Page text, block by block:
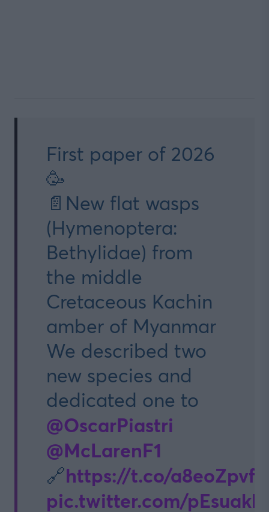
First paper of 2026
🥳
📄New flat wasps
(Hymenoptera:
Bethylidae) from
the middle
Cretaceous Kachin
amber of Myanmar
We described two
new species and
dedicated one to
@OscarPiastri
@McLarenF1
🔗https://t.co/
pic.twitter.com/